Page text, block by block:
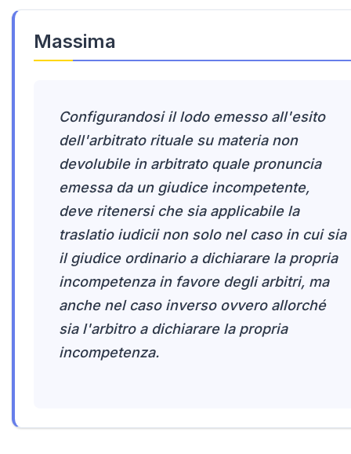
Massima
Configurandosi il lodo emesso all'esito
dell'arbitrato rituale su materia non
devolubile in arbitrato quale pronuncia
emessa da un giudice incompetente,
deve ritenersi che sia applicabile la
traslatio iudicii non solo nel caso in cui sia
il giudice ordinario a dichiarare la propria
incompetenza in favore degli arbitri, ma
anche nel caso inverso ovvero allorché
sia l'arbitro a dichiarare la propria
incompetenza.